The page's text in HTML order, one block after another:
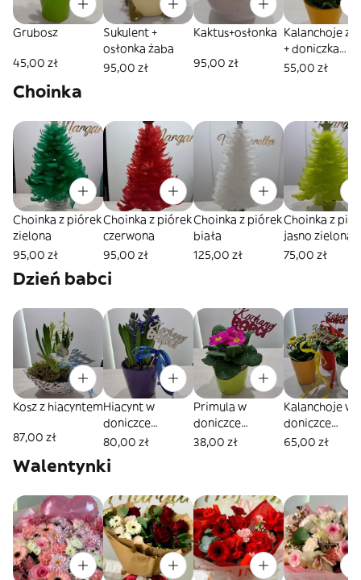
Grubosz
45,00 zł
Sukulent +
osłonka żaba
95,00 zł
Kaktus+osłonka
95,00 zł
Kalanchoje
+ doniczka
ceramiczna
55,00 zł
Choinka
Choinka z piórek
zielona
95,00 zł
Choinka z piórek
czerwona
95,00 zł
Choinka z piórek
biała
125,00 zł
Choinka z piórek
jasno zielona
75,00 zł
Dzień babci
Kosz z hiacyntem
87,00 zł
Hiacynt w
doniczce
ceramicznej z
dodatkiem
80,00 zł
Primula w
doniczce
ceramicznej z
38,00 zł
Kalanchoje w
doniczce
ceramicznej z
65,00 zł
Walentynki